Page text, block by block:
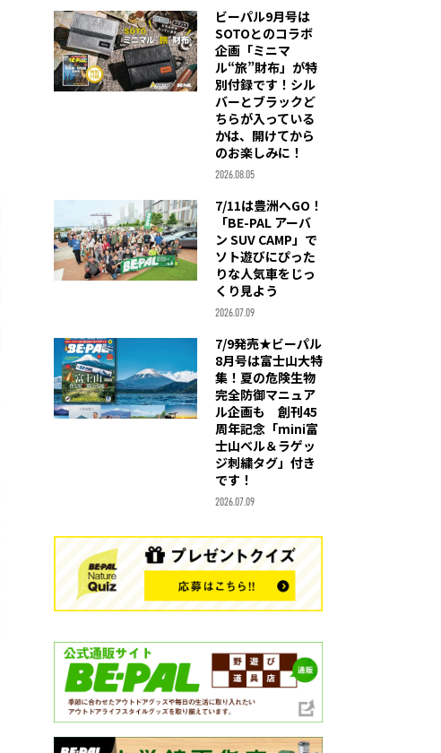
ビーパル9月号は
SOTOとのコラボ
企画「ミニマ
ル“旅”財布」が特
別付録です！シル
バーとブラックど
ちらが入っている
かは、開けてから
のお楽しみに！
2026.08.05
7/11は豊洲へGO！
「BE-PAL アーバ
ン SUV CAMP」で
ソト遊びにぴった
りな人気車をじっ
くり見よう
2026.07.09
7/9発売★ビーパル
8月号は富士山大特
集！夏の危険生物
完全防御マニュア
ル企画も 創刊45
周年記念「mini富
士山ベル＆ラゲッ
ジ刺繍タグ」付き
です！
2026.07.09